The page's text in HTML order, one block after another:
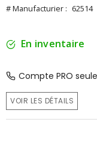
# Manufacturier : 62514
En inventaire
Compte PRO
VOIR LES DÉTAILS